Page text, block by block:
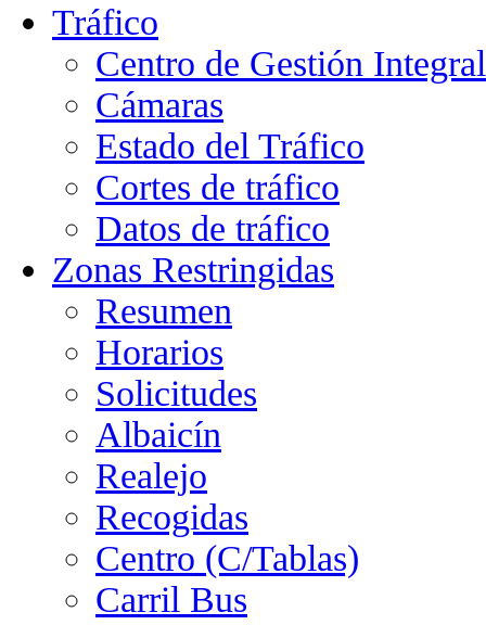
Tráfico
Centro de Gestión
Cámaras
Estado del Tráfico
Cortes de tráfico
Datos de tráfico
Zonas Restringidas
Resumen
Horarios
Solicitudes
Albaicín
Realejo
Recogidas
Centro (C/Tablas)
Carril Bus